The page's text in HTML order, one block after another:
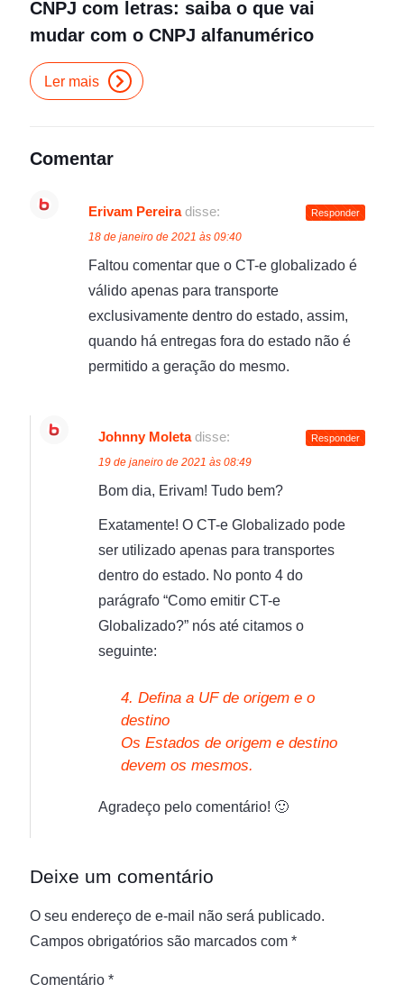
CNPJ com letras: saiba o que vai
mudar com o CNPJ alfanumérico
Ler mais
Comentar
Erivam Pereira disse:
18 de janeiro de 2021 às 09:40
Faltou comentar que o CT-e globalizado é
válido apenas para transporte
exclusivamente dentro do estado, assim,
quando há entregas fora do estado não é
permitido a geração do mesmo.
Responder
Johnny Moleta disse:
19 de janeiro de 2021 às 08:49
Bom dia, Erivam! Tudo bem?
Exatamente! O CT-e Globalizado pode
ser utilizado apenas para transportes
dentro do estado. No ponto 4 do
parágrafo “Como emitir CT-e
Globalizado?” nós até citamos o
seguinte:
4. Defina a UF de origem e o
destino
Os Estados de origem e destino
devem os mesmos.
Agradeço pelo comentário! 🙂
Responder
Deixe um comentário
O seu endereço de e-mail não será publicado.
Campos obrigatórios são marcados com *
Comentário *